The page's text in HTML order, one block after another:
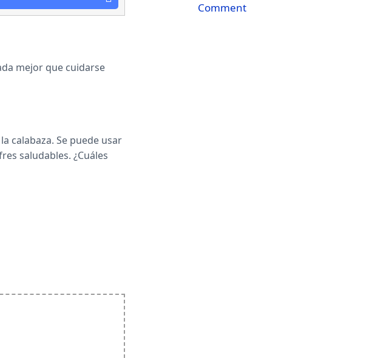
mejor que cuidarse
calabaza. Se puede usar
saludables. ¿Cuáles
Comment